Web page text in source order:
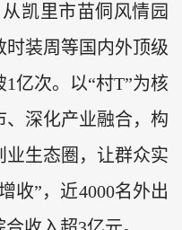
凯里市苗侗风情园
装周等国内外顶级
亿次。以“村T”为核
深化产业融合，构
生态圈，让群众实
收”，近4000名外出